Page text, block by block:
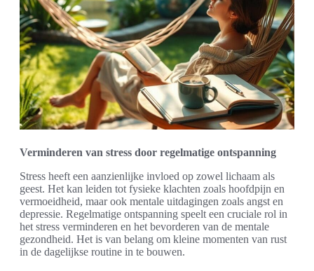
Verminderen van stress door regelmatige ontspanning
Stress heeft een aanzienlijke invloed op zowel lichaam als
geest. Het kan leiden tot fysieke klachten zoals hoofdpijn en
vermoeidheid, maar ook mentale uitdagingen zoals angst en
depressie. Regelmatige ontspanning speelt een cruciale rol in
het stress verminderen en het bevorderen van de mentale
gezondheid. Het is van belang om kleine momenten van rust
in de dagelijkse routine in te bouwen.